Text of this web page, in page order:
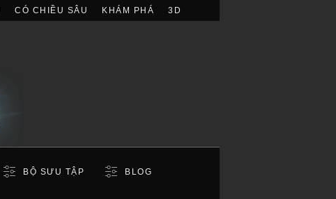
CÓ CHIỀU SÂU KHÁM PHÁ 3D
BỘ SƯU TẬP BLOG